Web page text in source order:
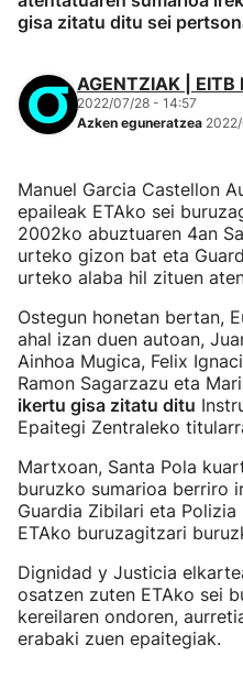
gisa zitatu ditu sei
AGENTZIAK | EITB
2022/07/28 - 14:57
Azken eguneratzea
Manuel Garcia Castellon
epaileak ETAko sei
2002ko abuztuaren 4an
urteko gizon bat eta
urteko alaba hil zituen
Ostegun honetan bertan,
ahal izan duen autoan,
Ainhoa Mugica, Felix
Ramon Sagarzazu eta
ikertu gisa zitatu ditu
Epaitegi Zentraleko
Martxoan, Santa Pola
buruzko sumarioa berriro
Guardia Zibilari eta
ETAko buruzagitzari
Dignidad y Justicia
osatzen zuten ETAko sei
kereilaren ondoren,
erabaki zuen epaitegiak.